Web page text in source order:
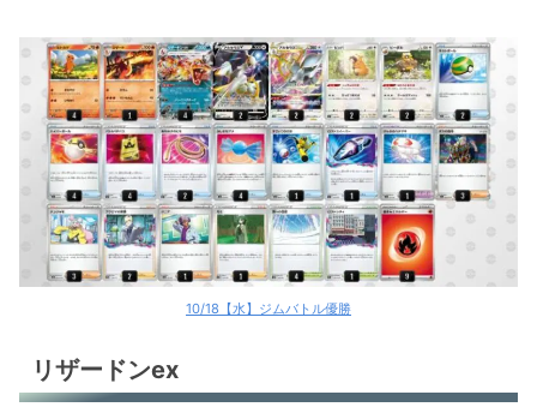
10/18【水】ジムバトル優勝
リザードンex